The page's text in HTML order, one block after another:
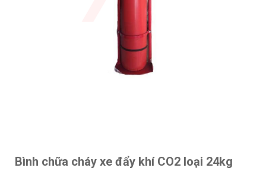
Bình chữa cháy xe đẩy khí CO2 loại 24kg